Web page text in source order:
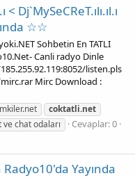
< Dj`MySeCReT.ılı.ıl.ı
☆☆
Sohbetin En TATLI
Canli radyo Dinle
listen.pls
Mirc Download :
coktatli.net
ve chat odaları
Cevaplar: 0
Radyo10'da Yayında